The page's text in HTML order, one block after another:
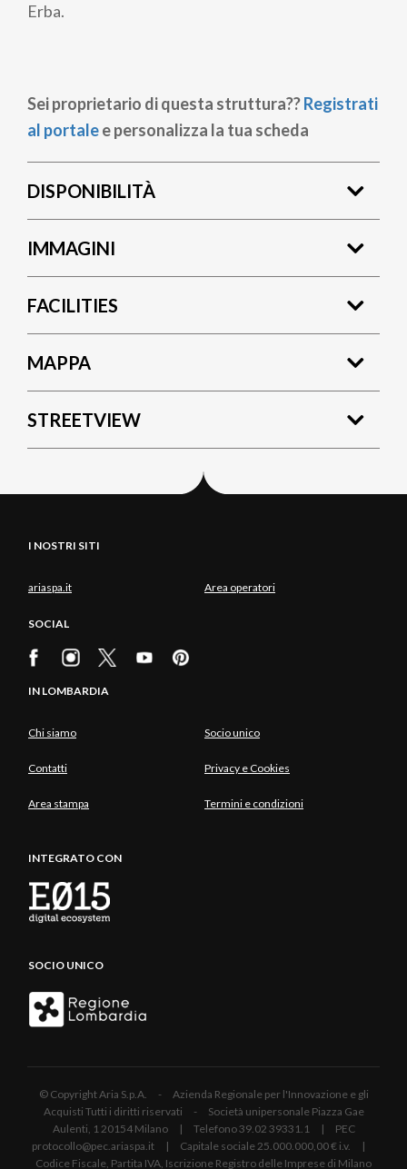
Erba.
Sei proprietario di questa struttura??Registrati
al portalee personalizza la tua scheda
DISPONIBILITÀ
IMMAGINI
FACILITIES
MAPPA
STREETVIEW
I NOSTRI SITI
ariaspa.it Area operatori
SOCIAL
IN LOMBARDIA
Chi siamo Socio unico
Contatti Privacy e Cookies
Area stampa Termini e condizioni
INTEGRATO CON
SOCIO UNICO
© Copyright Aria S.p.A. - Azienda Regionale per l'Innovazione e gli
Acquisti Tutti i diritti riservati - Società unipersonale Piazza Gae
Aulenti, 1 20154 Milano | Telefono 39.02 39331.1 | PEC
protocollo@pec.ariaspa.it | Capitale sociale 25.000.000,00 € i.v. |
Codice Fiscale, Partita IVA, Iscrizione Registro delle Imprese di Milano